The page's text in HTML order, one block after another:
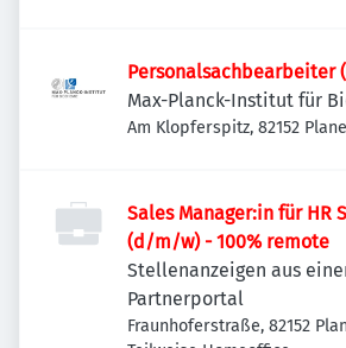
Personalsachbearbeiter
Max-Planck-Institut für
Am Klopferspitz, 82152
Sales Manager:in für HR
(d/m/w) - 100% remote
Stellenanzeigen aus
Partnerportal
Fraunhoferstraße, 82152